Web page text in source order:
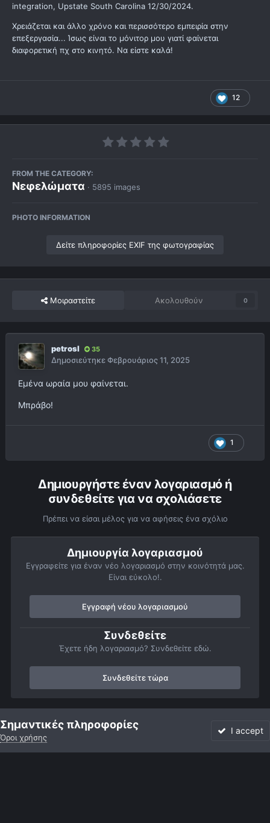
integration, Upstate South Carolina 12/30/2024.
Χρειάζεται και άλλο χρόνο και περισσότερο εμπειρία στην
επεξεργασία... Ίσως είναι το μόνιτορ μου γιατί φαίνεται
διαφορετική πχ στο κινητό. Να είστε καλά!
12
FROM THE CATEGORY:
Νεφελώματα · 5895 images
PHOTO INFORMATION
Δείτε πληροφορίες EXIF της φωτογραφίας
Μοιραστείτε Ακολουθούν 0
petrosl 35
ΔημοσιεύτηκεΦεβρουάριος 11, 2025
Εμένα ωραία μου φαίνεται.
Μπράβο!
1
Δημιουργήστε έναν λογαριασμό ή
συνδεθείτε για να σχολιάσετε
Πρέπει να είσαι μέλος για να αφήσεις ένα σχόλιο
Δημιουργία λογαριασμού
Εγγραφείτε για έναν νέο λογαριασμό στην κοινότητά μας.
Είναι εύκολο!.
Εγγραφή νέου λογαριασμού
Συνδεθείτε
Έχετε ήδη λογαριασμό? Συνδεθείτε εδώ.
Συνδεθείτε τώρα
Αρχή Αστροφωτογραφίες Βαθύς Ουρανός
Σημαντικές πληροφορίες
Όροι χρήσης
I accept
Forum